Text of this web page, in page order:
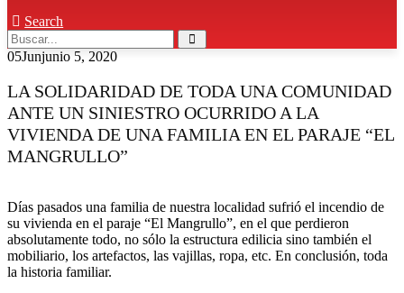
Search
05Junjunio 5, 2020
LA SOLIDARIDAD DE TODA UNA COMUNIDAD
ANTE UN SINIESTRO OCURRIDO A LA
VIVIENDA DE UNA FAMILIA EN EL PARAJE “EL
MANGRULLO”
Días pasados una familia de nuestra localidad sufrió el incendio de
su vivienda en el paraje “El Mangrullo”, en el que perdieron
absolutamente todo, no sólo la estructura edilicia sino también el
mobiliario, los artefactos, las vajillas, ropa, etc. En conclusión, toda
la historia familiar.